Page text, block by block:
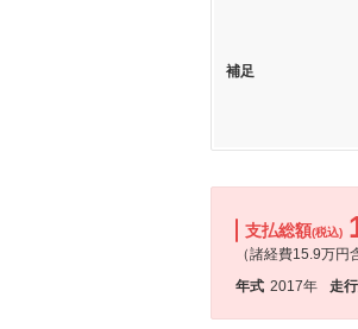
補足
支払総額(税込)
（諸経費15.9万円
年式 2017年 走